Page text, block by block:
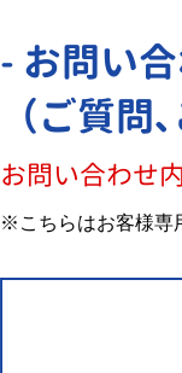
- お問い
（ご質問
お問い合わせ
※こちらはお客様専